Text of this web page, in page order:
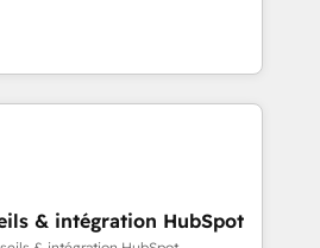
and videos that attract
Our coaching-led
let’s talk.
and teams that turn
growth engine. Named
of the Year in 2024,
15 years in the ecosystem,
record that speaks for itself.
model, delivering
& intégration HubSpot